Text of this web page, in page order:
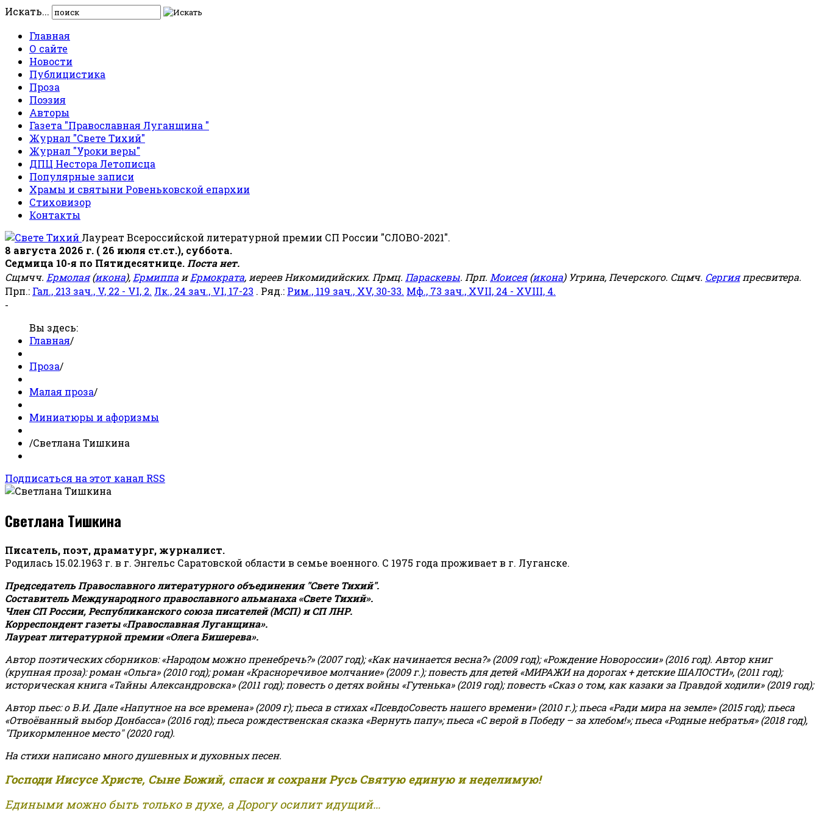
Искать...
Главная
О сайте
Новости
Публицистика
Проза
Поэзия
Авторы
Газета "Православная Луганщина "
Журнал "Свете Тихий"
Журнал "Уроки веры"
ДПЦ Нестора Летописца
Популярные записи
Храмы и святыни Ровеньковской епархии
Стиховизор
Контакты
Лауреат Всероссийской литературной премии СП России "СЛОВО-2021".
8 августа 2026 г. ( 26 июля ст.ст.), суббота.
Седмица 10-я по Пятидесятнице. Поста нет.
Сщмчч. Ермолая(икона), Ермиппа иЕрмократа, иереев Никомидийских. Прмц. Параскевы. Прп. Моисея(икона) Угрина, Печерского. Сщмч. Сергияпресвитера.
Прп.: Гал., 213 зач., V, 22 - VI, 2. Лк., 24 зач., VI, 17-23 . Ряд.: Рим., 119 зач., XV, 30-33. Мф., 73 зач., XVII, 24 - XVIII, 4.
-
Вы здесь:
Главная/
Проза/
Малая проза/
Миниатюры и афоризмы
/Светлана Тишкина
Подписаться на этот канал RSS
Светлана Тишкина
Писатель, поэт, драматург, журналист.
Родилась 15.02.1963 г. в г. Энгельс Саратовской области в семье военного. С 1975 года проживает в г. Луганске.
Председатель Православного литературного объединения "Свете Тихий".
Составитель Международного православного альманаха «Свете Тихий».
Член СП России, Республиканского союза писателей (МСП) и СП ЛНР.
Корреспондент газеты «Православная Луганщина».
Лауреат литературной премии «Олега Бишерева».
Автор поэтических сборников: «Народом можно пренебречь?» (2007 год); «Как начинается весна?» (2009 год); «Рождение Новороссии» (2016 год). Автор книг
(крупная проза): роман «Ольга» (2010 год); роман «Красноречивое молчание» (2009 г.); повесть для детей «МИРАЖИ на дорогах + детские ШАЛОСТИ», (2011 год);
историческая книга «Тайны Александровска» (2011 год); повесть о детях войны «Гутенька» (2019 год); повесть «Сказ о том, как казаки за Правдой ходили» (2019 год);
Автор пьес: о В.И. Дале «Напутное на все времена» (2009 г); пьеса в стихах «ПсевдоСовесть нашего времени» (2010 г.); пьеса «Ради мира на земле» (2015 год); пьеса
«Отвоёванный выбор Донбасса» (2016 год); пьеса рождественская сказка «Вернуть папу»; пьеса «С верой в Победу – за хлебом!»;пьеса «Родные небратья» (2018 год),
"Прикормленное место" (2020 год).
На стихи написано много душевных и духовных песен.
Господи Иисусе Христе, Сыне Божий, спаси и сохрани Русь Святую единую и неделимую!
Едиными можно быть только в духе, а Дорогу осилит идущий...